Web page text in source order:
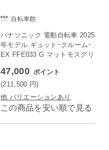
自転車館
パナソニック 電動自転車 2025
年モデル ギュット･クルーム･
EX FFE033 G マットモスグリ
ーン ２０インチ
47,000 ポイント
(211,500 円)
他 バリエーションあり
この商品を安い順で見る